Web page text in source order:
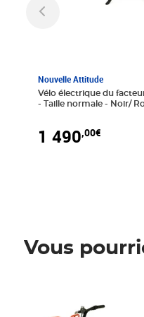
Nouvelle Attitude
Vélo électrique du
- Taille normale - Noir/
1 490,00€
Vous